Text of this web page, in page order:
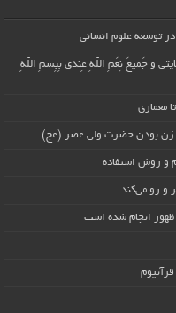
توسعه علوم انسانی
و جَمیعَ نِعَمِ اللّهِ عِندی بِبِسمِ اللّهِ
معماری
زن بودن حضرت ولی عصر (عج)
و روش استفاده
و رو می‌کند
ظهور انجام شده است